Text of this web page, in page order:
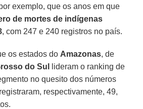
exemplo, que os anos em que
de mortes de indígenas
, com 247 e 240 registros no país.
os estados do Amazonas, de
do Sul
lideram o ranking de
no quesito dos números
respectivamente, 49,